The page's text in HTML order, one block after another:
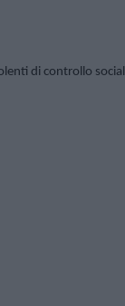
di controllo